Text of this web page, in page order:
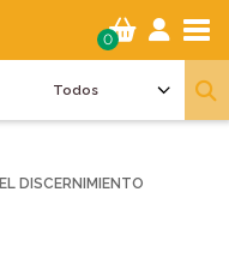
0
EL DISCERNIMIENTO